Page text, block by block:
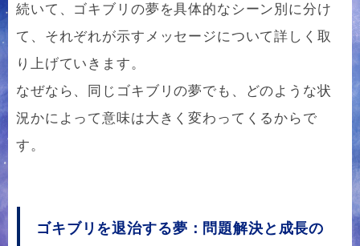
続いて、ゴキブリの夢を具体的なシーン別に分け
て、それぞれが示すメッセージについて詳しく取
り上げていきます。
なぜなら、同じゴキブリの夢でも、どのような状
況かによって意味は大きく変わってくるからで
す。
ゴキブリを退治する夢：問題解決と成長の